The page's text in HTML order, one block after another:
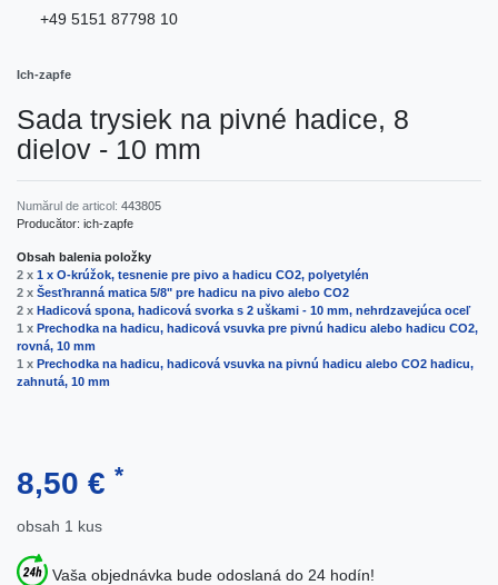
+49 5151 87798 10
Ich-zapfe
Sada trysiek na pivné hadice, 8
dielov - 10 mm
Numărul de articol: 443805
Producător: ich-zapfe
Obsah balenia položky
2 x 1 x O-krúžok, tesnenie pre pivo a hadicu CO2, polyetylén
2 x Šesťhranná matica 5/8" pre hadicu na pivo alebo CO2
2 x Hadicová spona, hadicová svorka s 2 uškami - 10 mm, nehrdzavejúca oceľ
1 x Prechodka na hadicu, hadicová vsuvka pre pivnú hadicu alebo hadicu CO2,
rovná, 10 mm
1 x Prechodka na hadicu, hadicová vsuvka na pivnú hadicu alebo CO2 hadicu,
zahnutá, 10 mm
8,50 € *
obsah 1 kus
Vaša objednávka bude odoslaná do 24 hodín!